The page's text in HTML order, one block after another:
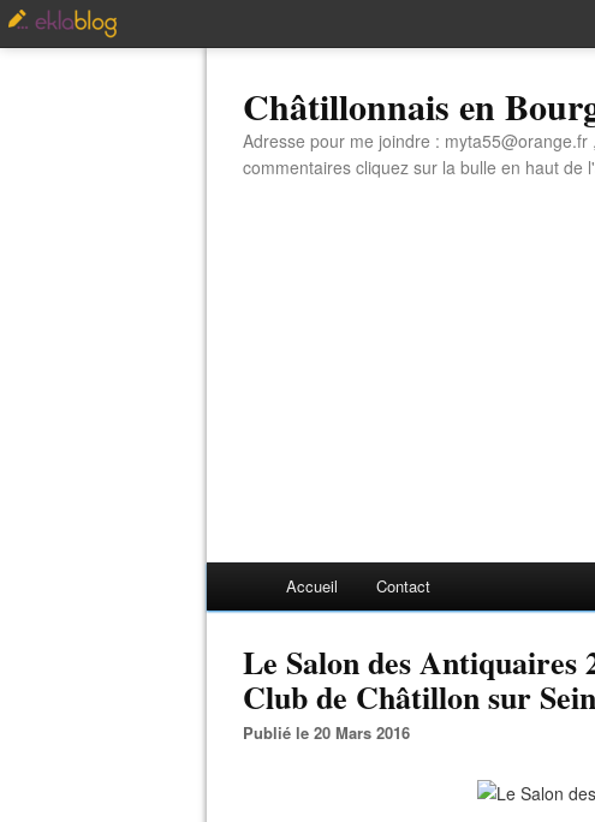
Châtillonnais en
Adresse pour me joindre :
commentaires cliquez sur la bulle en haut de
Accueil Contact
Le Salon des Antiquaires
Club de Châtillon sur
Publié le 20 Mars 2016